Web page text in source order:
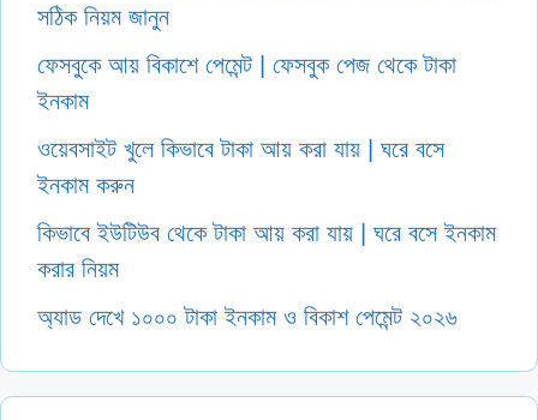
সঠিক নিয়ম জানুন
ফেসবুকে আয় বিকাশে পেমেন্ট | ফেসবুক পেজ থেকে টাকা
ইনকাম
ওয়েবসাইট খুলে কিভাবে টাকা আয় করা যায় | ঘরে বসে
ইনকাম করুন
কিভাবে ইউটিউব থেকে টাকা আয় করা যায় | ঘরে বসে ইনকাম
করার নিয়ম
অ্যাড দেখে ১০০০ টাকা ইনকাম ও বিকাশ পেমেন্ট ২০২৬